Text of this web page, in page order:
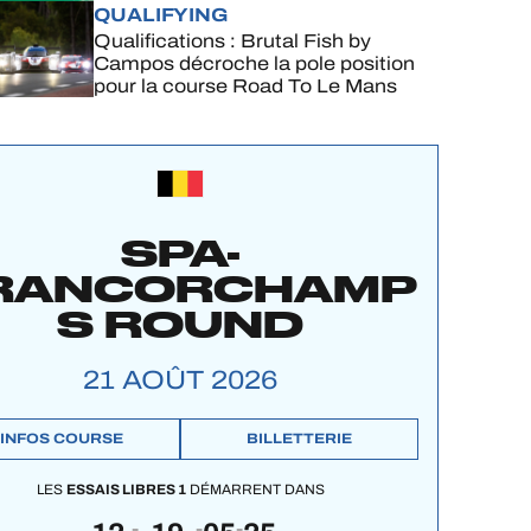
complet
QUALIFYING
Qualifications : Brutal Fish by
Campos décroche la pole position
pour la course Road To Le Mans
SPA-
S ROUND
21 AOÛT 2026
INFOS COURSE BILLETTERIE
LES ESSAIS LIBRES 1DÉMARRENT DANS